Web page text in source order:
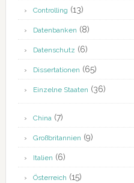
Controlling (13)
Datenbanken (8)
Datenschutz (6)
Dissertationen (65)
Einzelne Staaten (36)
China(7)
Großbritannien (9)
Italien (6)
Österreich (15)